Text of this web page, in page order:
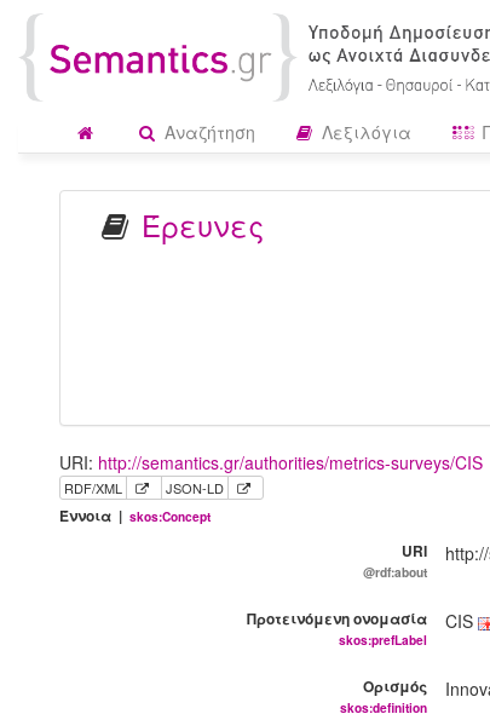
Αναζήτηση Λεξιλόγια
Έρευνες
URI: http://semantics.gr/authorities/metrics-surveys/CIS
RDF/XML JSON-LD
Έννοια | skos:Concept
URI
@rdf:about
Προτεινόμενη ονομασία
skos:prefLabel
CIS
Ορισμός
skos:definition